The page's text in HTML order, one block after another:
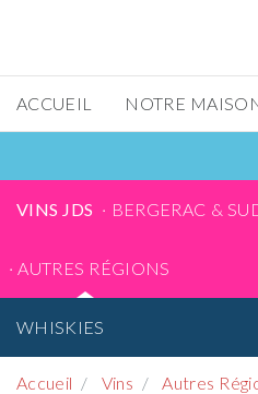
ACCUEIL NOTRE
VINS JDS BERGERAC &
AUTRES RÉGIONS
WHISKIES
Accueil Vins Autres